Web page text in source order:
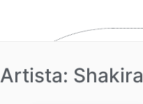
Artista: Shakira